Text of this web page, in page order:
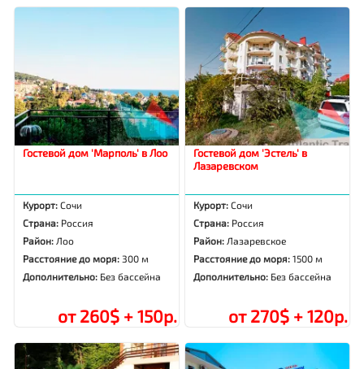
Гостевой дом 'Марполь' в Лоо
Курорт:Сочи
Страна: Россия
Район: Лоо
Расстояние до моря: 300 м
Дополнительно: Без бассейна
от 260$ + 150р.
Гостевой дом 'Эстель' в
Лазаревском
Курорт:Сочи
Страна: Россия
Район: Лазаревское
Расстояние до моря:1500 м
Дополнительно: Без бассейна
от 270$ + 120р.